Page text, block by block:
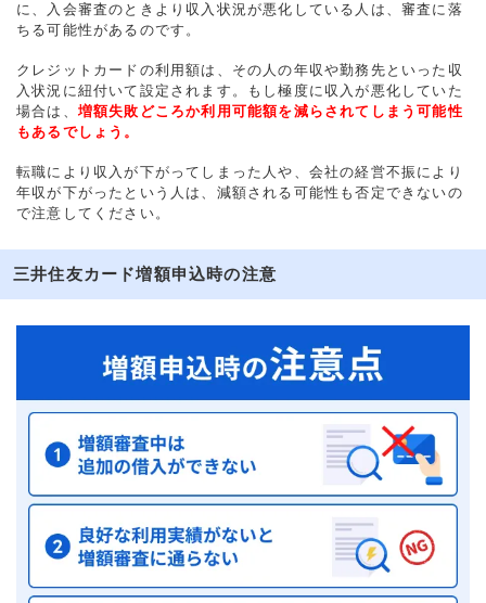
に、入会審査のときより収入状況が悪化している人は、審査に落
ちる可能性があるのです。
クレジットカードの利用額は、その人の年収や勤務先といった収
入状況に紐付いて設定されます。もし極度に収入が悪化していた
場合は、 増額失敗どころか利用可能額を減らされてしまう可能性
もあるでしょう。
転職により収入が下がってしまった人や、会社の経営不振により
年収が下がったという人は、減額される可能性も否定できないの
で注意してください。
三井住友カード増額申込時の注意